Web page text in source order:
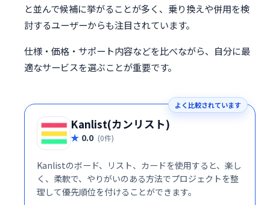
と並んで候補に挙がることが多く、乗り換えや併用を検
討するユーザーからも注目されています。
仕様・価格・サポート内容などを比べながら、自分に最
適なサービスを選ぶことが重要です。
よく比較されています
Kanlist(カンリスト)
0.0 (0件)
Kanlistのボード、リスト、カードを使用すると、楽し
く、柔軟で、やりがいのある方法でプロジェクトを整
理して優先順位を付けることができます。